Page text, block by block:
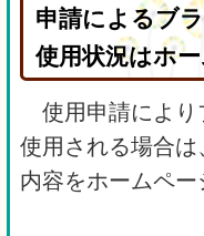
申請によるブ
使用状況はホ
使用申請により
使用される場合
内容をホームペー